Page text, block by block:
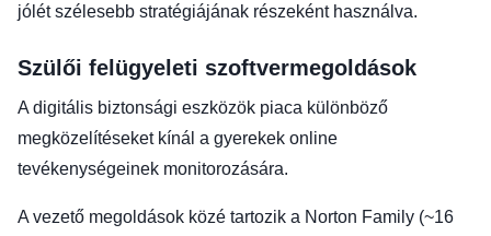
jólét szélesebb stratégiájának részeként használva.
Szülői felügyeleti szoftvermegoldások
A digitális biztonsági eszközök piaca különböző
megközelítéseket kínál a gyerekek online
tevékenységeinek monitorozására.
A vezető megoldások közé tartozik a Norton Family (~16